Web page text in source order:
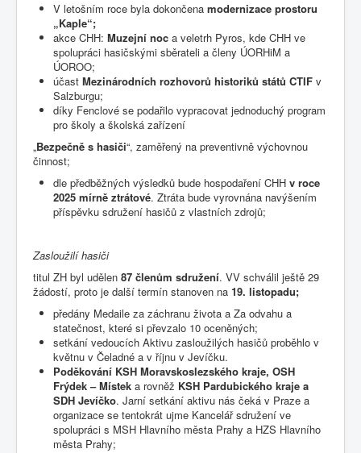
V letošním roce byla dokončena modernizace prostoru
„Kaple“;
akce CHH: Muzejní noc a veletrh Pyros, kde CHH ve
spolupráci hasičskými sběrateli a členy ÚORHiM a
ÚOROO;
účast Mezinárodních rozhovorů historiků států CTIF v
Salzburgu;
díky Fenclové se podařilo vypracovat jednoduchý program
pro školy a školská zařízení
„Bezpečně s hasiči“, zaměřený na preventivně výchovnou
činnost;
dle předběžných výsledků bude hospodaření CHH v roce
2025 mírně ztrátové. Ztráta bude vyrovnána navýšením
příspěvku sdružení hasičů z vlastních zdrojů;
Zasloužilí hasiči
titul ZH byl udělen 87 členům sdružení. VV schválil ještě 29
žádostí, proto je další termín stanoven na 19. listopadu;
předány Medaile za záchranu života a Za odvahu a
statečnost, které si převzalo 10 oceněných;
setkání vedoucích Aktivu zasloužilých hasičů proběhlo v
květnu v Čeladné a v říjnu v Jevíčku.
Poděkování KSH Moravskoslezského kraje, OSH
Frýdek – Místek a rovněž KSH Pardubického kraje a
SDH Jevíčko. Jarní setkání aktivu nás čeká v Praze a
organizace se tentokrát ujme Kancelář sdružení ve
spolupráci s MSH Hlavního města Prahy a HZS Hlavního
města Prahy;